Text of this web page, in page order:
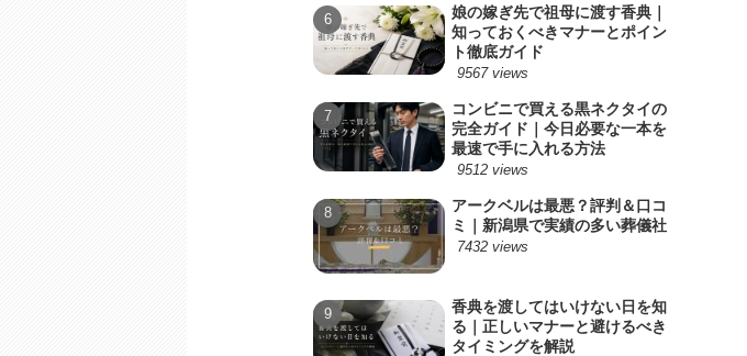
娘の嫁ぎ先で祖母に渡す香典｜
知っておくべきマナーとポイン
ト徹底ガイド
9567 views
コンビニで買える黒ネクタイの
完全ガイド｜今日必要な一本を
最速で手に入れる方法
9512 views
アークベルは最悪？評判＆口コ
ミ｜新潟県で実績の多い葬儀社
7432 views
香典を渡してはいけない日を知
る｜正しいマナーと避けるべき
タイミングを解説